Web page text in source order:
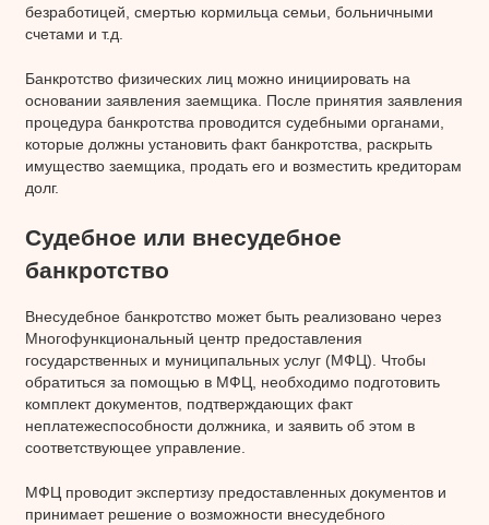
безработицей, смертью кормильца семьи, больничными
счетами и т.д.
Банкротство физических лиц можно инициировать на
основании заявления заемщика. После принятия заявления
процедура банкротства проводится судебными органами,
которые должны установить факт банкротства, раскрыть
имущество заемщика, продать его и возместить кредиторам
долг.
Судебное или внесудебное
банкротство
Внесудебное банкротство может быть реализовано через
Многофункциональный центр предоставления
государственных и муниципальных услуг (МФЦ). Чтобы
обратиться за помощью в МФЦ, необходимо подготовить
комплект документов, подтверждающих факт
неплатежеспособности должника, и заявить об этом в
соответствующее управление.
МФЦ проводит экспертизу предоставленных документов и
принимает решение о возможности внесудебного